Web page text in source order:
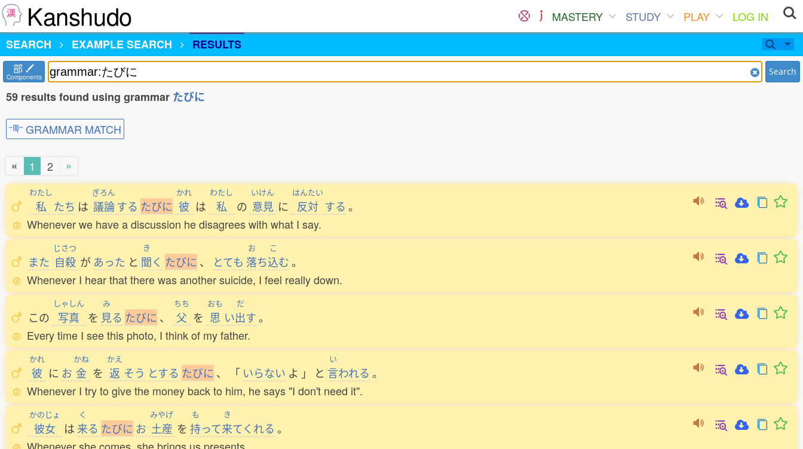
Kanshudo MASTERY STUDY PLAY
LOG IN
SEARCH
EXAMPLE SEARCH RESULTS
部
Components Search
59 results found using grammar たびに
GRAMMAR MATCH
« 1 2 »
わたし
私 たち は
ぎろん
議論する たびに
かれ
彼 は
わたし
私 の
いけん
意見 に
はんたい
反対 する 。
Whenever we have a discussion he disagrees with what I say.
また
じさつ
自殺 が あった と
き
聞く たびに 、 とても
お
落ち
こ
込む。
Whenever I hear that there was another suicide, I feel really down.
この
しゃしん
写真 を
み
見る たびに 、
ちち
父 を
おも
思 い
だ
出す。
Every time I see this photo, I think of my father.
かれ
彼 に お
かね
金 を
かえ
返 そう とする たびに 、 「 いらない よ 」 と
い
言われる 。
Whenever I try to give the money back to him, he says "I don't need it".
かのじょ
彼女 は
く
来る たびに お
みやげ
土産 を
も
持って
き
来てくれる 。